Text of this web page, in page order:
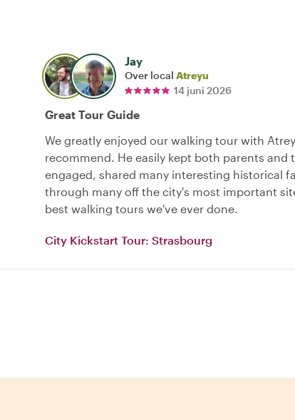
Jay
Over local Atreyu
14 juni 2026
Great Tour Guide
We greatly enjoyed our walking tour with
recommend. He easily kept both parents and
engaged, shared many interesting historical
through many off the city's most important
best walking tours we've ever done.
City Kickstart Tour: Strasbourg